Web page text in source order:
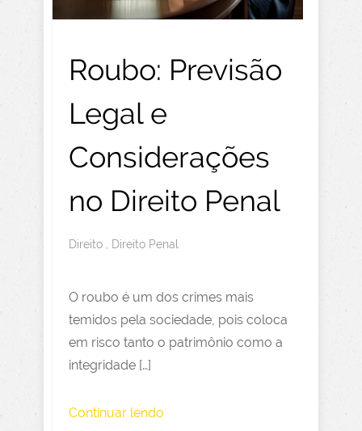
Roubo: Previsão
Legal e
Considerações
no Direito Penal
Direito , Direito Penal
O roubo é um dos crimes mais
temidos pela sociedade, pois coloca
em risco tanto o patrimônio como a
integridade […]
Continuar lendo